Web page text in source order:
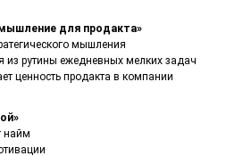
для продакта»
мышления
из рутины ежедневных мелких задач
ценность продакта в компании
найм